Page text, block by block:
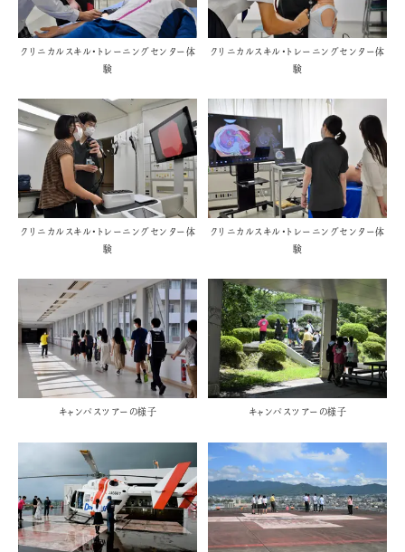
クリニカルスキル・トレーニングセンター体
験
クリニカルスキル・トレーニングセンター体
験
クリニカルスキル・トレーニングセンター体
験
クリニカルスキル・トレーニングセンター体
験
キャンパスツアーの様子 キャンパスツアーの様子